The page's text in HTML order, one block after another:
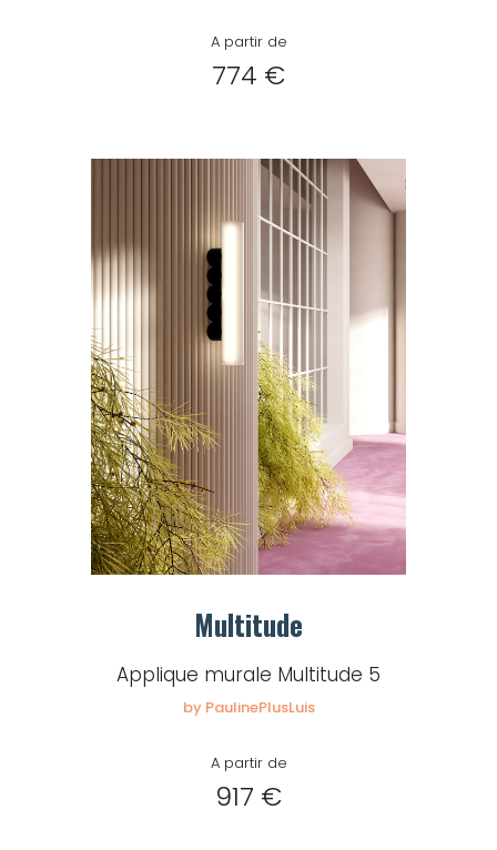
A partir de
774 €
Multitude
Applique murale Multitude 5
by PaulinePlusLuis
A partir de
917 €